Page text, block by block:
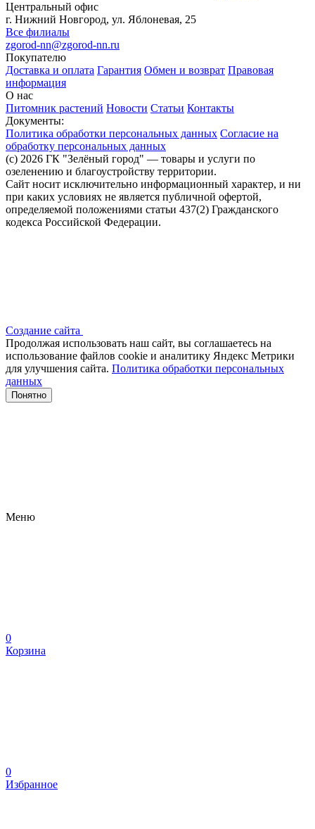
Центральный офис
г. Нижний Новгород, ул. Яблоневая, 25
Все филиалы
zgorod-nn@zgorod-nn.ru
Покупателю
Доставка и оплата Гарантия Обмен и возврат Правовая
информация
О нас
Питомник растений Новости Статьи Контакты
Документы:
Политика обработки персональных данных Согласие на
обработку персональных данных
(c) 2026 ГК "Зелёный город" — товары и услуги по
озеленению и благоустройству территории.
Сайт носит исключительно информационный характер, и ни
при каких условиях не является публичной офертой,
определяемой положениями статьи 437(2) Гражданского
кодекса Российской Федерации.
Создание сайта
Продолжая использовать наш сайт, вы соглашаетесь на
использование файлов сооkіе и аналитику Яндекс Метрики
для улучшения сайта. Политика обработки персональных
данных
Понятно
Меню
0
Корзина
0
Избранное